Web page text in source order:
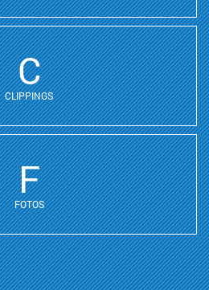
C
CLIPPINGS
F
FOTOS